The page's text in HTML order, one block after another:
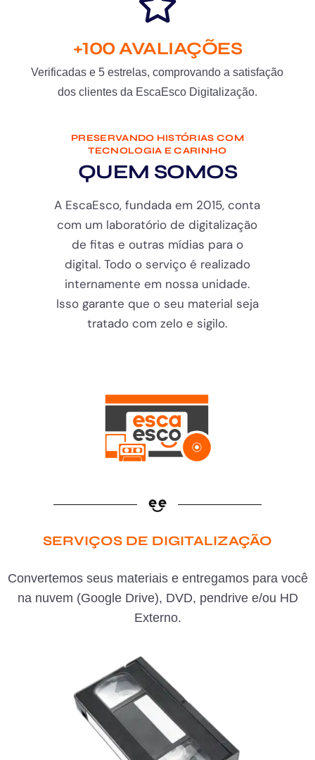
+100 AVALIAÇÕES
Verificadas e 5 estrelas, comprovando a satisfação
dos clientes da EscaEsco Digitalização.
PRESERVANDO HISTÓRIAS COM
TECNOLOGIA E CARINHO
QUEM SOMOS
A EscaEsco, fundada em 2015, conta
com um laboratório de digitalização
de fitas e outras mídias para o
digital. Todo o serviço é realizado
internamente em nossa unidade.
Isso garante que o seu material seja
tratado com zelo e sigilo.
SERVIÇOS DE DIGITALIZAÇÃO
Convertemos seus materiais e entregamos para você
na nuvem (Google Drive), DVD, pendrive e/ou HD
Externo.